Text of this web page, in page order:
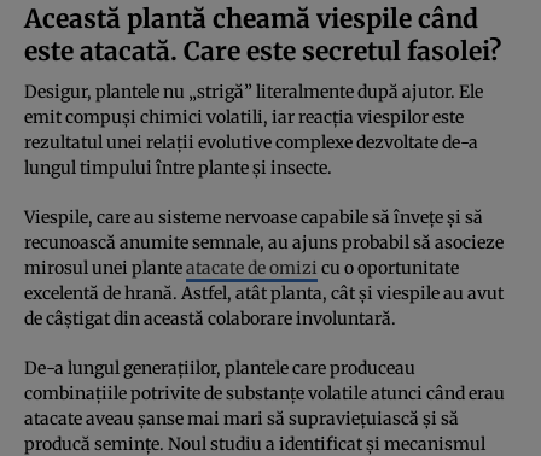
Această plantă cheamă viespile când
este atacată. Care este secretul fasolei?
Desigur, plantele nu „strigă” literalmente după ajutor. Ele
emit compuși chimici volatili, iar reacția viespilor este
rezultatul unei relații evolutive complexe dezvoltate de-a
lungul timpului între plante și insecte.
Viespile, care au sisteme nervoase capabile să învețe și să
recunoască anumite semnale, au ajuns probabil să asocieze
mirosul unei planteatacate de omizi cu o oportunitate
excelentă de hrană. Astfel, atât planta, cât și viespile au avut
de câștigat din această colaborare involuntară.
De-a lungul generațiilor, plantele care produceau
combinațiile potrivite de substanțe volatile atunci când erau
atacate aveau șanse mai mari să supraviețuiască și să
producă semințe. Noul studiu a identificat și mecanismul